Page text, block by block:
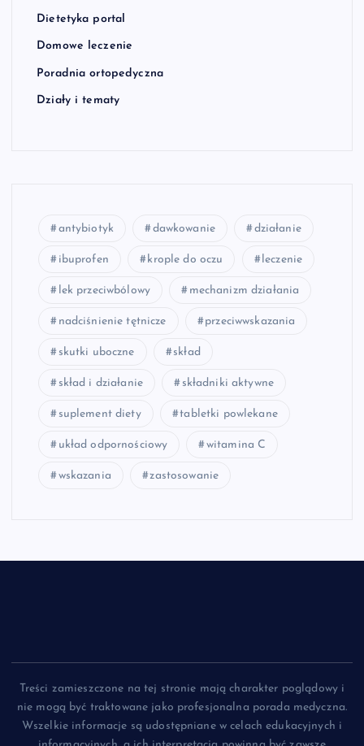
Dietetyka portal
Domowe leczenie
Poradnia ortopedyczna
Działy i tematy
antybiotyk dawkowanie działanie
ibuprofen krople do oczu leczenie
lek przeciwbólowy mechanizm działania
nadciśnienie tętnicze przeciwwskazania
skutki uboczne skład
skład i działanie składniki aktywne
suplement diety tabletki powlekane
układ odpornościowy witamina C
wskazania zastosowanie
Treści zamieszczone na tej stronie mają charakter poglądowy i
nie mogą być traktowane jako profesjonalna porada medyczna.
Wszelkie informacje są udostępniane w celach edukacyjnych i